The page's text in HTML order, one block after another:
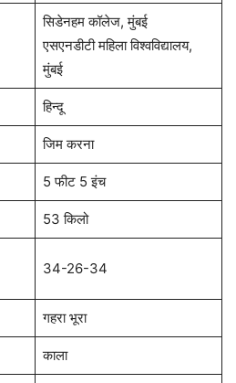
सिडेनहम कॉलेज, मुंबई
एसएनडीटी महिला विश्वविद्यालय,
मुंबई
हिन्दू
जिम करना
5 फीट 5 इंच
53 किलो
34-26-34
गहरा भूरा
काला